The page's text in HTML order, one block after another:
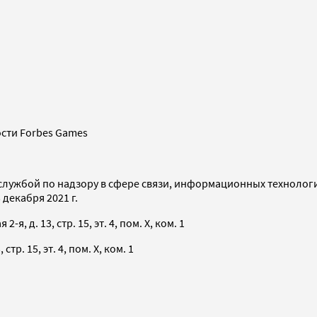
Forbes Games
по надзору в сфере связи, информационных
2021 г.
я, д. 13, стр. 15, эт. 4, пом. X, ком. 1
15, эт. 4, пом. X, ком. 1